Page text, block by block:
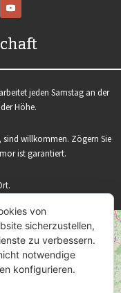
jeden Samstag an der
Höhe.
willkommen. Zögern Sie
ist garantiert.
von
sicherzustellen,
zu verbessern.
notwendige
konfigurieren.